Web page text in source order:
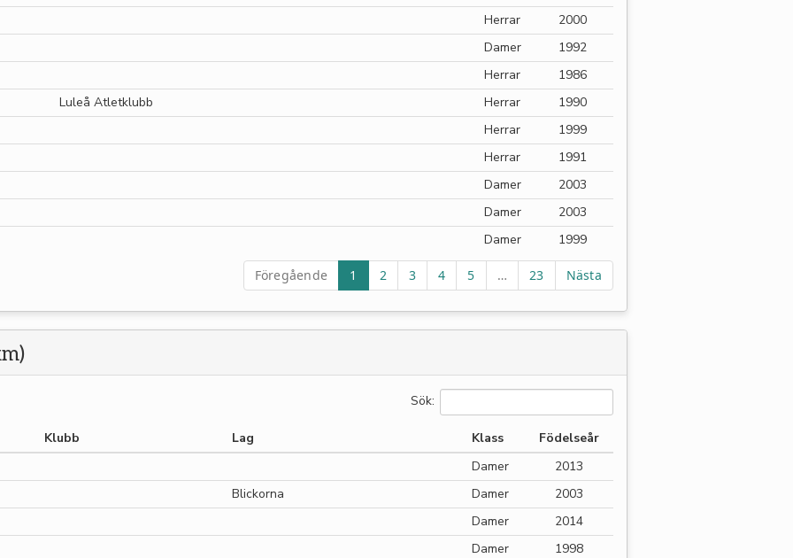
Herrar
2000
Damer
1992
Herrar
1986
Luleå Atletklubb
Herrar
1990
Herrar
1999
Herrar
1991
Damer
2003
Damer
2003
Damer
1999
Föregående 1 2 3 4 5 … 23 Nästa
Sök:
Klubb Lag Klass
Födelseår
Damer
2013
Blickorna
Damer
2003
Damer
2014
Damer
1998